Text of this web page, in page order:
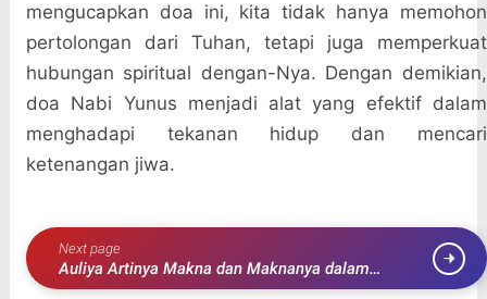
mengucapkan doa ini, kita tidak hanya memohon
pertolongan dari Tuhan, tetapi juga memperkuat
hubungan spiritual dengan-Nya. Dengan demikian,
doa Nabi Yunus menjadi alat yang efektif dalam
menghadapi tekanan hidup dan mencari
ketenangan jiwa.
Next page
Auliya Artinya Makna dan Maknanya dalam
Kehidupan Sehari-hari